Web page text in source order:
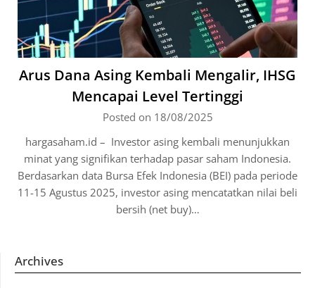
Arus Dana Asing Kembali Mengalir, IHSG
Mencapai Level Tertinggi
Posted on 18/08/2025
hargasaham.id – Investor asing kembali menunjukkan
minat yang signifikan terhadap pasar saham Indonesia.
Berdasarkan data Bursa Efek Indonesia (BEI) pada periode
11-15 Agustus 2025, investor asing mencatatkan nilai beli
bersih (net buy)…
Archives